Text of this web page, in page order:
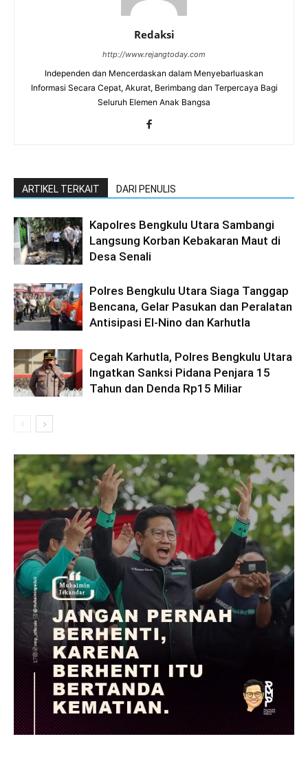
Redaksi
http://www.rejangtoday.com
Independen dan Mencerdaskan dalam Menyebarluaskan
Informasi Secara Cepat, Akurat, Berimbang dan Terpercaya Bagi
Seluruh Elemen Anak Bangsa
ARTIKEL TERKAIT DARI PENULIS
Kapolres Bengkulu Utara Sambangi
Langsung Korban Kebakaran Maut di
Desa Senali
Polres Bengkulu Utara Siaga Tanggap
Bencana, Gelar Pasukan dan Peralatan
Antisipasi El-Nino dan Karhutla
Cegah Karhutla, Polres Bengkulu Utara
Ingatkan Sanksi Pidana Penjara 15
Tahun dan Denda Rp15 Miliar